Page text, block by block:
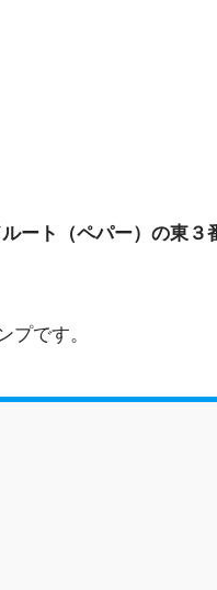
ート（ペパー）の東３
です。